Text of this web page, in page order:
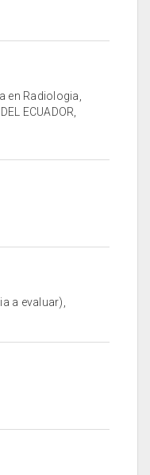
en Radiologia,
ECUADOR,
a evaluar),